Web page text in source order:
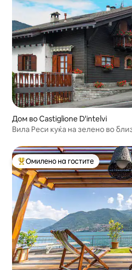
Дом во Castiglione D'intelvi
Вила Реси куќа на зелено во
Меѓу најуспешните „Омилени на
Омилено на гостите